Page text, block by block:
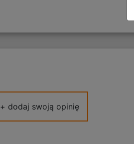
+ dodaj swoją opinię